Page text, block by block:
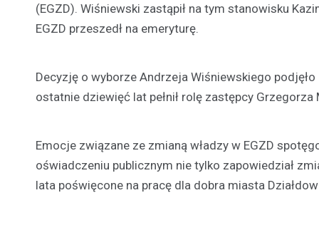
(EGZD). Wiśniewski zastąpił na tym stanowisku
EGZD przeszedł na emeryturę.
Decyzję o wyborze Andrzeja Wiśniewskiego
ostatnie dziewięć lat pełnił rolę zastępcy
Emocje związane ze zmianą władzy w EGZD
oświadczeniu publicznym nie tylko zapowiedział
lata poświęcone na pracę dla dobra miasta